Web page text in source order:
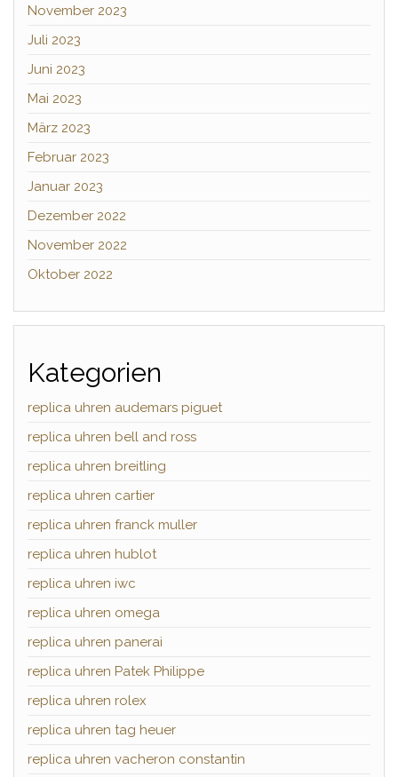
November 2023
Juli 2023
Juni 2023
Mai 2023
März 2023
Februar 2023
Januar 2023
Dezember 2022
November 2022
Oktober 2022
Kategorien
replica uhren audemars piguet
replica uhren bell and ross
replica uhren breitling
replica uhren cartier
replica uhren franck muller
replica uhren hublot
replica uhren iwc
replica uhren omega
replica uhren panerai
replica uhren Patek Philippe
replica uhren rolex
replica uhren tag heuer
replica uhren vacheron constantin